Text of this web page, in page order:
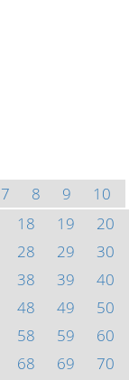
7 8 9
10
18 19
20
28 29
30
38 39
40
48 49
50
58 59
60
68 69
70